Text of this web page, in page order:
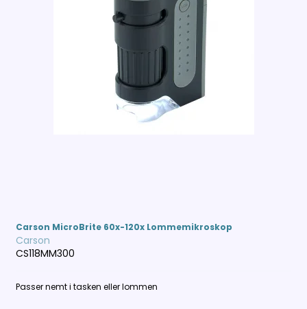
Carson MicroBrite 60x-120x Lommemikroskop
Carson
CS118MM300
Passer nemt i tasken eller lommen